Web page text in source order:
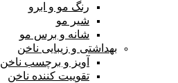
رنگ مو و ابرو
شیر مو
شانه و برس مو
بهداشتی و زیبایی ناخن
آویز و برچسب ناخن
تقوییت کننده ناخن